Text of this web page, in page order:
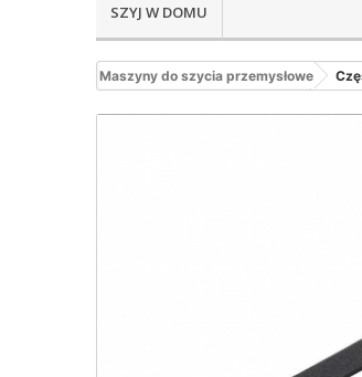
SZYJ W DOMU
Maszyny do szycia przemysłowe